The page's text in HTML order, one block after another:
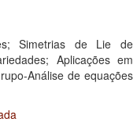
Simetrias de Lie de
Aplicações em
Análise de equações